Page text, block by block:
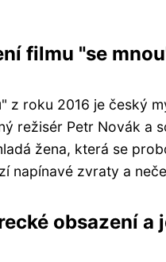
filmu "se
z roku 2016 je český
režisér Petr Novák a
žena, která se
napínavé zvraty a
obsazení